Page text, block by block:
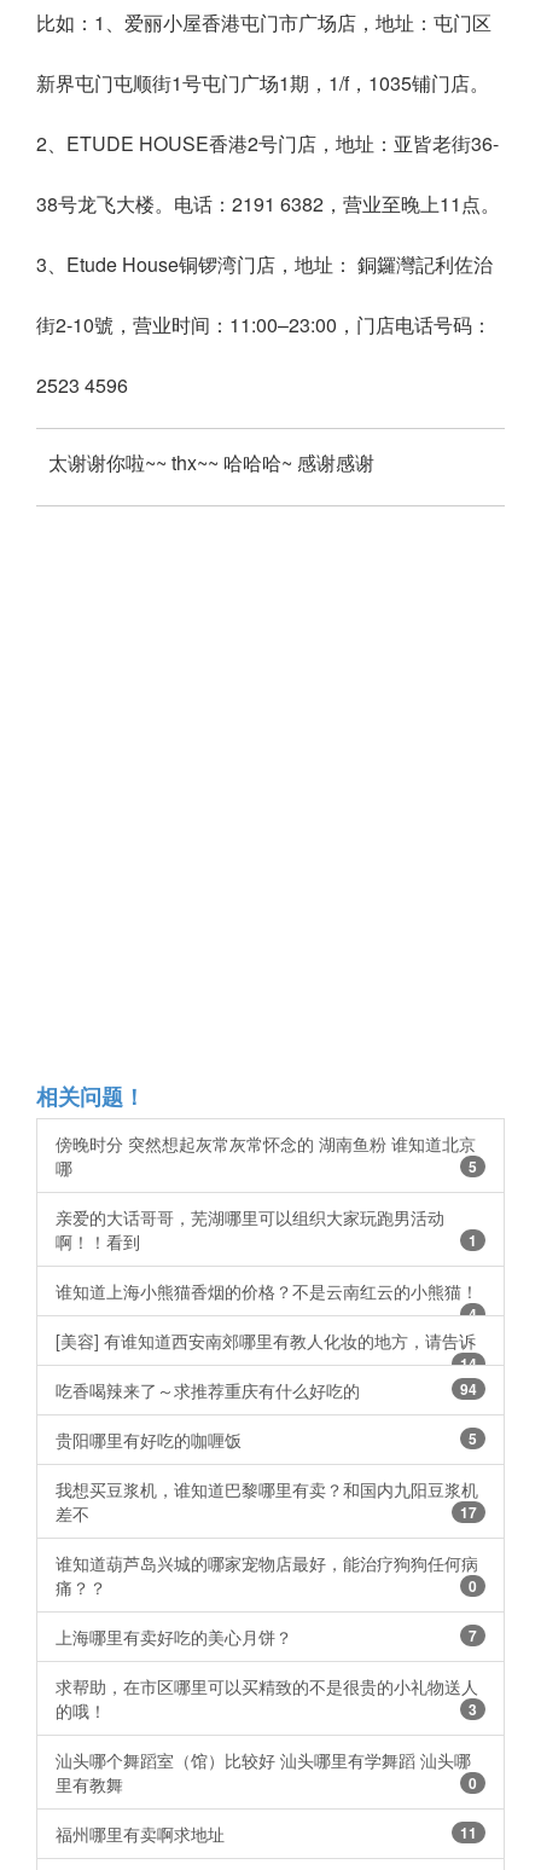
比如：1、爱丽小屋香港屯门市广场店，地址：屯门区
新界屯门屯顺街1号屯门广场1期，1/f，1035铺门店。
2、ETUDE HOUSE香港2号门店，地址：亚皆老街36-
38号龙飞大楼。电话：2191 6382，营业至晚上11点。
3、Etude House铜锣湾门店，地址： 銅鑼灣記利佐治
街2-10號，营业时间：11:00–23:00，门店电话号码：
2523 4596
太谢谢你啦~~ thx~~ 哈哈哈~ 感谢感谢
相关问题！
傍晚时分 突然想起灰常灰常怀念的 湖南鱼粉 谁知道北京
哪
5
亲爱的大话哥哥，芜湖哪里可以组织大家玩跑男活动
啊！！看到
1
谁知道上海小熊猫香烟的价格？不是云南红云的小熊猫！
4
[美容] 有谁知道西安南郊哪里有教人化妆的地方，请告诉
14
吃香喝辣来了～求推荐重庆有什么好吃的 ​​​​ 94
贵阳哪里有好吃的咖喱饭 5
我想买豆浆机，谁知道巴黎哪里有卖？和国内九阳豆浆机
差不
17
谁知道葫芦岛兴城的哪家宠物店最好，能治疗狗狗任何病
痛？？
0
上海哪里有卖好吃的美心月饼？ 7
求帮助，在市区哪里可以买精致的不是很贵的小礼物送人
的哦！
3
汕头哪个舞蹈室（馆）比较好 汕头哪里有学舞蹈 汕头哪
里有教舞
0
福州哪里有卖啊求地址 11